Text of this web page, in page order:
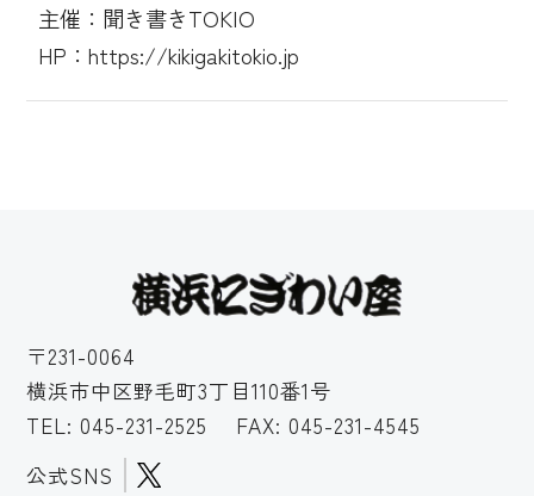
主催：聞き書きTOKIO
HP：https://kikigakitokio.jp
〒231-0064
横浜市中区野毛町3丁目110番1号
TEL: 045-231-2525
FAX: 045-231-4545
公式SNS